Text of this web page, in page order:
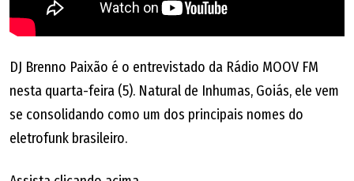
DJ Brenno Paixão é o entrevistado da Rádio MOOV FM
nesta quarta-feira (5). Natural de Inhumas, Goiás, ele vem
se consolidando como um dos principais nomes do
eletrofunk brasileiro.